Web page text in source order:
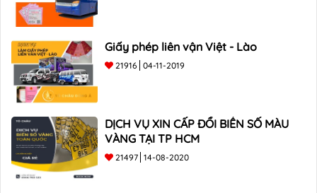
Giấy phép liên vận Việt - Lào
21916 04-11-2019
DỊCH VỤ XIN CẤP ĐỔI BIỂN SỐ MÀU
VÀNG TẠI TP HCM
21497 14-08-2020